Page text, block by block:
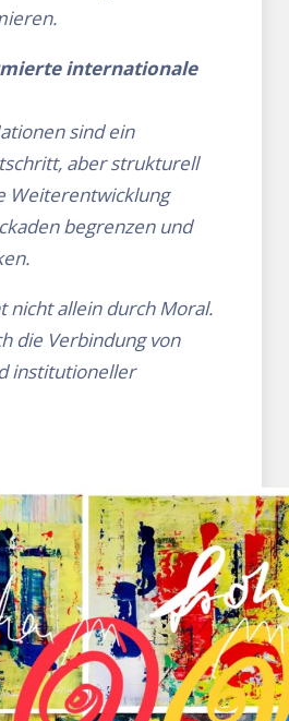
internationale
sind ein
aber strukturell
Weiterentwicklung
begrenzen und
nicht allein durch Moral.
die Verbindung von
institutioneller